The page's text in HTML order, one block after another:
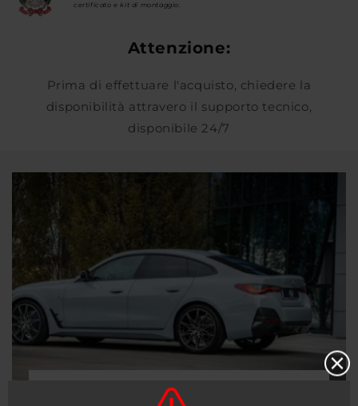
certificato e kit di montaggio.
Attenzione:
Prima di effettuare l'acquisto, chiedere la
disponibilità attravero il supporto tecnico,
disponibile 24/7